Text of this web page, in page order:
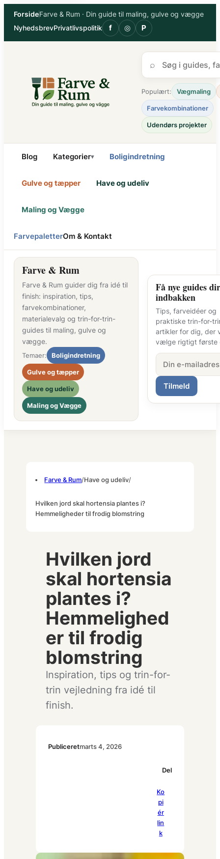
Spring
ForsideFarve & Rum · Din guide til maling, gulve og vægge
NyhedsbrevPrivatlivspolitik f ◎ P
⌕
Populært: Vægmaling
Farvekombinationer
Udendørs projekter
Blog Kategorier▾ Boligindretning
Gulve og tæpper Have og udeliv
Maling og Vægge
FarvepaletterOm & Kontakt
Farve & Rum
Farve & Rum guider dig fra idé til
finish: inspiration, tips,
farvekombinationer,
materialevalg og trin-for-trin-
guides til maling, gulve og
vægge.
Temaer: Boligindretning
Gulve og tæpper
Have og udeliv
Maling og Vægge
Få nye guides
indbakken
Tips, farveidéer og
praktiske trin-for-
artikler for dig, der
vælge rigtigt første
Tilmeld
Farve & Rum/Have og udeliv/
Hvilken jord skal hortensia plantes i?
Hemmeligheder til frodig blomstring
Hvilken jord
skal hortensia
plantes i?
Hemmelighed
er til frodig
blomstring
Inspiration, tips og trin-for-
trin vejledning fra idé til
finish.
Publiceretmarts 4, 2026
Del
Ko
pi
ér
lin
k